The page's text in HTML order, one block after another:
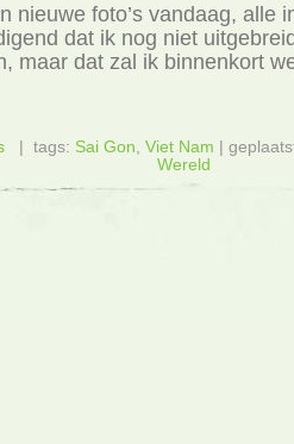
nieuwe foto’s vandaag, alle
dat ik nog niet
maar dat zal ik binnenkort
| tags: Sai Gon, Viet Nam |
Wereld